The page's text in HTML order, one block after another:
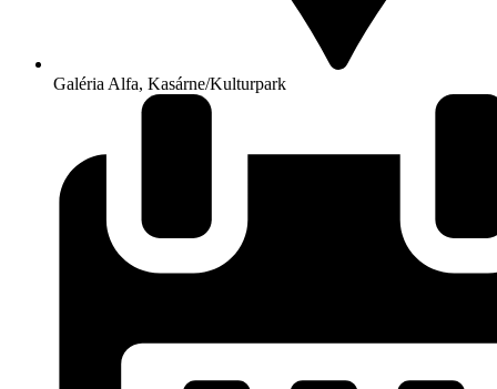
Galéria Alfa, Kasárne/Kulturpark